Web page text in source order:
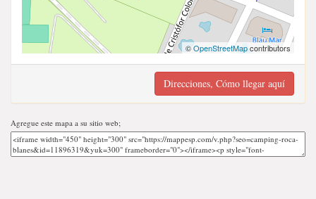
©OpenStreetMapcontributors
Direcciones, Cómo llegar aquí
Agregue este mapa a su sitio web;